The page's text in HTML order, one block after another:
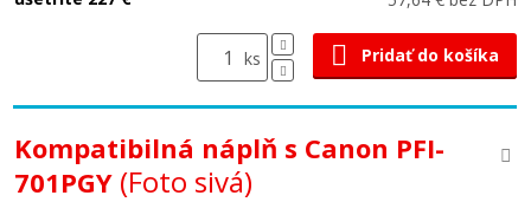
ks Pridať do košíka
Kompatibilná náplň s Canon PFI-
701PGY (Foto sivá)